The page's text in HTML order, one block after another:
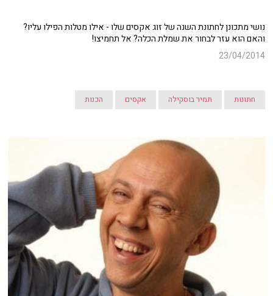
נושי מתכונן לחתונת השנה של זוג אקסים שלו - אילו מטלות הפילו עליו?
והאם הוא עזר לבחור את שמלת הכלה? אל תחמיצו!
23/04/2014
חתונות תמיר בוסקילה אקסים הכנות